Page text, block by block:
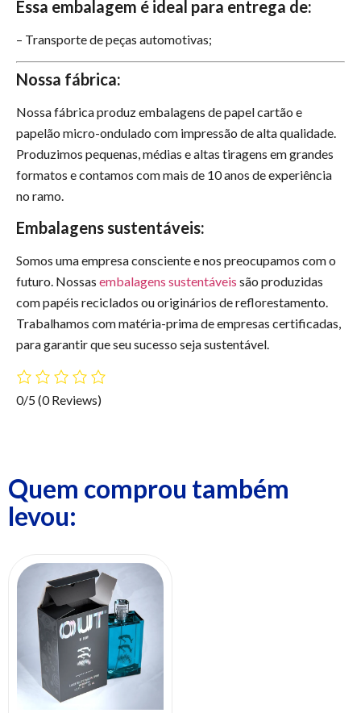
Essa embalagem é ideal para entrega de:
– Transporte de peças automotivas;
Nossa fábrica:
Nossa fábrica produz embalagens de papel cartão e
papelão micro-ondulado com impressão de alta qualidade.
Produzimos pequenas, médias e altas tiragens em grandes
formatos e contamos com mais de 10 anos de experiência
no ramo.
Embalagens sustentáveis:
Somos uma empresa consciente e nos preocupamos com o
futuro. Nossas embalagens sustentáveis são produzidas
com papéis reciclados ou originários de reflorestamento.
Trabalhamos com matéria-prima de empresas certificadas,
para garantir que seu sucesso seja sustentável.
0/5(0 Reviews)
Quem comprou também
levou: